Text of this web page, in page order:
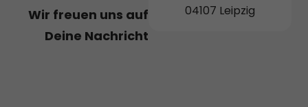
Wir freuen uns auf
Deine Nachricht
04107 Leipzig